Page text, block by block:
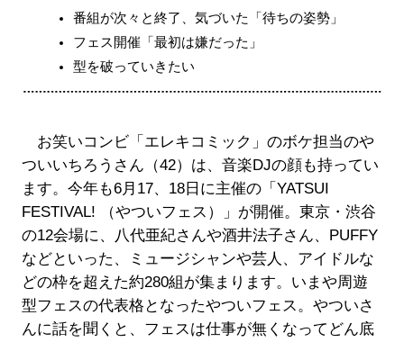
番組が次々と終了、気づいた「待ちの姿勢」
フェス開催「最初は嫌だった」
型を破っていきたい
お笑いコンビ「エレキコミック」のボケ担当のや
ついいちろうさん（42）は、音楽DJの顔も持ってい
ます。今年も6月17、18日に主催の「YATSUI
FESTIVAL! （やついフェス）」が開催。東京・渋谷
の12会場に、八代亜紀さんや酒井法子さん、PUFFY
などといった、ミュージシャンや芸人、アイドルな
どの枠を超えた約280組が集まります。いまや周遊
型フェスの代表格となったやついフェス。やついさ
んに話を聞くと、フェスは仕事が無くなってどん底